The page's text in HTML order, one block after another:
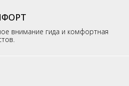
внимание гида и комфортная